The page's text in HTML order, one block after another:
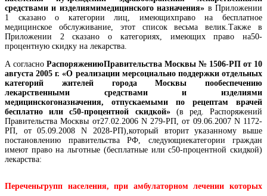
средствами и изделиямимедицинского назначения» в Приложении
1 сказано о категории лиц, имеющихправо на бесплатное
медицинское обслуживание, этот список весьма велик.Также в
Приложении 2 сказано о категориях, имеющих право на50-
процентную скидку на лекарства.
А согласно РаспоряжениюПравительства Москвы № 1506-РП от 10
августа 2005 г. «О реализации мерсоциально поддержки отдельных
категорий жителей города Москвы пообеспечению
лекарственными средствами и изделиями
медицинскогоназначения, отпускаемыми по рецептам врачей
бесплатно или с50-процентной скидкой»(в ред. Распоряжений
Правительства Москвы от27.02.2006 N 279-РП, от 09.06.2007 N 1172-
РП, от 05.09.2008 N 2028-РП),который вторит указанному выше
постановлению правительства РФ, следующиекатегории граждан
имеют право на льготные (бесплатные или с50-процентной скидкой)
лекарства:
Переченьгрупп населения, при амбулаторном лечении которых